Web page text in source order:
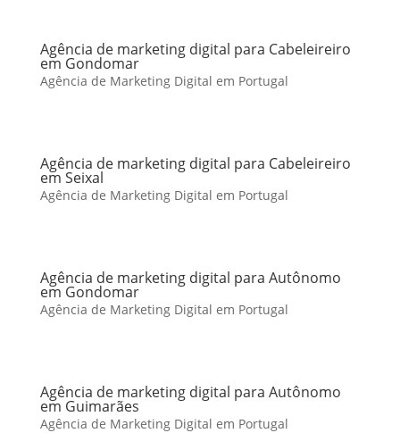
Agência de marketing digital para Cabeleireiro
em Gondomar
Agência de Marketing Digital em Portugal
Agência de marketing digital para Cabeleireiro
em Seixal
Agência de Marketing Digital em Portugal
Agência de marketing digital para Autônomo
em Gondomar
Agência de Marketing Digital em Portugal
Agência de marketing digital para Autônomo
em Guimarães
Agência de Marketing Digital em Portugal